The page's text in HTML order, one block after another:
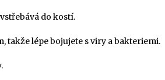
do kostí.
takže lépe bojujete s viry a bakteriemi.